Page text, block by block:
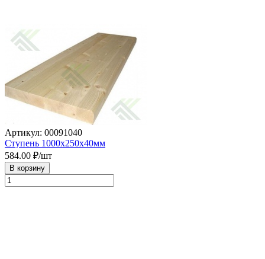
Артикул: 00091040
Ступень 1000х250х40мм
584.00 ₽/шт
В корзину